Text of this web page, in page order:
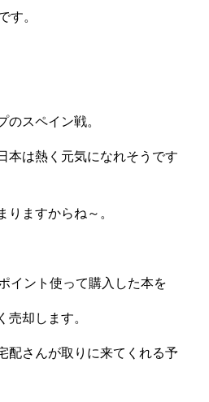
す。
のスペイン戦。
本は熱く元気になれそうです
りますからね～。
イント使って購入した本を
売却します。
配さんが取りに来てくれる予